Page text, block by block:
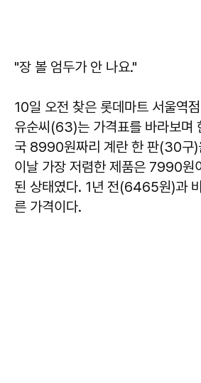
"장 볼 엄두가 안 나요."
10일 오전 찾은 롯데마트 서울역
유순씨(63)는 가격표를 바라보며
국 8990원짜리 계란 한 판(30구)
이날 가장 저렴한 제품은 7990원
된 상태였다. 1년 전(6465원)과
른 가격이다.